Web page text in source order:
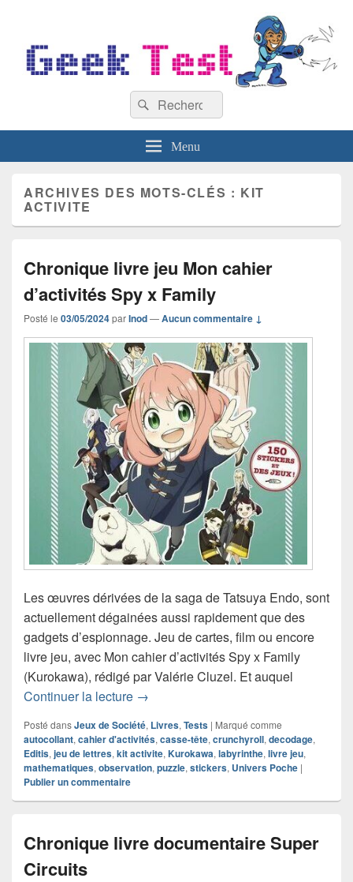
Recherche :
Rechercher
Menu
ARCHIVES DES MOTS-CLÉS : KIT
ACTIVITE
Chronique livre jeu Mon cahier
d’activités Spy x Family
Posté le 03/05/2024parInod—Aucun commentaire ↓
Les œuvres dérivées de la saga de Tatsuya Endo, sont
actuellement dégainées aussi rapidement que des
gadgets d’espionnage. Jeu de cartes, film ou encore
livre jeu, avec Mon cahier d’activités Spy x Family
(Kurokawa), rédigé par Valérie Cluzel. Et auquel
Continuer la lecture Chronique livre jeu Mon cahier
→
Posté dansJeux de Société, Livres, Tests | Marqué comme
autocollant, cahier d'activités, casse-tête, crunchyroll, decodage,
Editis, jeu de lettres, kit activite, Kurokawa, labyrinthe, livre jeu,
mathematiques, observation, puzzle, stickers, Univers Poche |
Publier un commentaire
Chronique livre documentaire Super
Circuits